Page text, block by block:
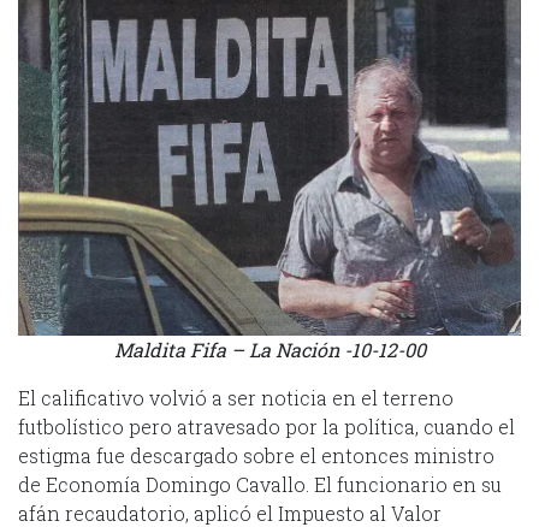
Maldita Fifa – La Nación -10-12-00
El calificativo volvió a ser noticia en el terreno
futbolístico pero atravesado por la política, cuando el
estigma fue descargado sobre el entonces ministro
de Economía Domingo Cavallo. El funcionario en su
afán recaudatorio, aplicó el Impuesto al Valor